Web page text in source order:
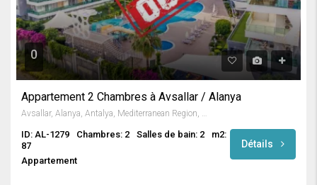
0
Appartement 2 Chambres à Avsallar / Alanya
ID: AL-1279 Chambres: 2 Salles de bain: 2
m2:
87
Appartement
Détails